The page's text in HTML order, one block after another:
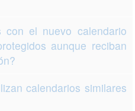
con el nuevo calendario
aunque reciban
calendarios similares